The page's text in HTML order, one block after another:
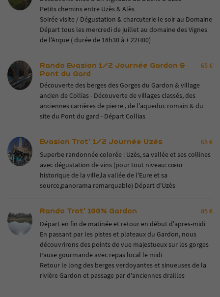
Petits chemins entre Uzès & Alès
Soirée visite / Dégustation & charcuterie le soir au Domaine
Départ tous les mercredi de juillet au domaine des Vignes
de l'Arque ( durée de 18h30 à + 22H00)
Rando Evasion 1/2 Journée Gardon &
Pont du Gard
65 €
Découverte des berges des Gorges du Gardon & village
ancien de Collias - Découverte de villages classés, des
anciennes carrières de pierre , de l'aqueduc romain & du
site du Pont du gard - Départ Collias
Evasion Trot' 1/2 Journée Uzès
65 €
Superbe randonnée colorée : Uzès, sa vallée et ses collines
avec dégustation de vins (pour tout niveau: cœur
historique de la ville,la vallée de l'Eure et sa
source,panorama remarquable) Départ d'Uzès
Rando Trot' 100% Gardon
85 €
Départ en fin de matinée et retour en début d'apres-midi
En passant par les pistes et plateaux du Gardon, nous
découvrirons des points de vue majestueux sur les gorges
Pause gourmande avec repas local le midi
Retour le long des berges verdoyantes et sinueuses de la
rivière Gardon et passage par d'anciennes drailles